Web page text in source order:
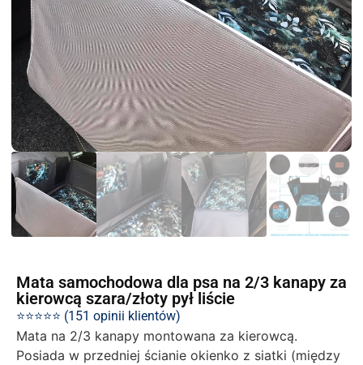
Mata samochodowa dla psa na 2/3 kanapy za
kierowcą szara/złoty pył liście
⭐⭐⭐⭐⭐ (151 opinii klientów)
Mata na 2/3 kanapy montowana za kierowcą.
Posiada w przedniej ścianie okienko z siatki (między